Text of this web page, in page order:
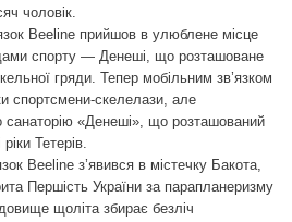
чоловік.
Beeline прийшов в улюблене місце
спорту — Денеші, що розташоване
гряди. Тепер мобільним зв’язком
спортсмени-скелелази, але
санаторію «Денеші», щo розташований
Тетерів.
Beeline з’явився в містечку Бакота,
Першість України за парапланеризму
щоліта збирає безліч